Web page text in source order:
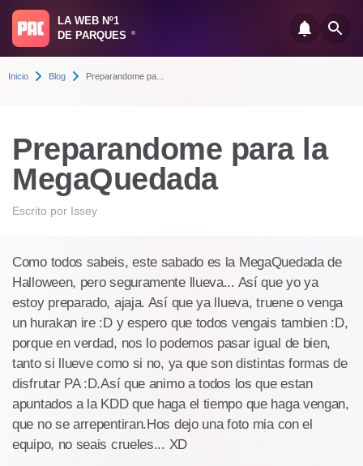
LA WEB Nº1
DE PARQUES
®
Inicio Blog Preparandome pa...
Preparandome para la
MegaQuedada
Escrito por Issey
Como todos sabeis, este sabado es la MegaQuedada de
Halloween, pero seguramente llueva... Así que yo ya
estoy preparado, ajaja. Así que ya llueva, truene o venga
un hurakan ire :D y espero que todos vengais tambien :D,
porque en verdad, nos lo podemos pasar igual de bien,
tanto si llueve como si no, ya que son distintas formas de
disfrutar PA :D.Así que animo a todos los que estan
apuntados a la KDD que haga el tiempo que haga vengan,
que no se arrepentiran.Hos dejo una foto mia con el
equipo, no seais crueles... XD